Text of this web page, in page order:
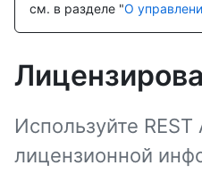
см. в разделе "О
Используйте
лицензионной